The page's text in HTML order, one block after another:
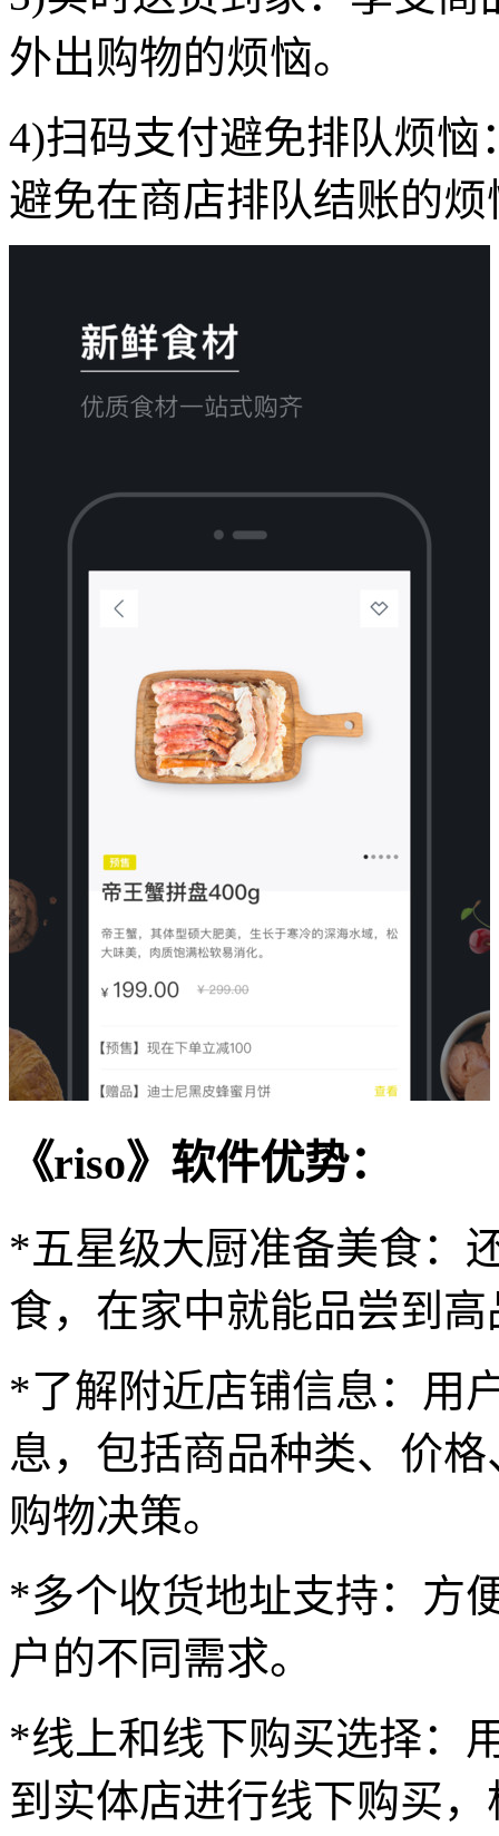
外出购物的烦恼。
4)扫码支付避免排队烦
避免在商店排队结账的
《riso》软件优势：
*五星级大厨准备美食：
食，在家中就能品尝到
*了解附近店铺信息：用
息，包括商品种类、价
购物决策。
*多个收货地址支持：方
户的不同需求。
*线上和线下购买选择：
到实体店进行线下购买